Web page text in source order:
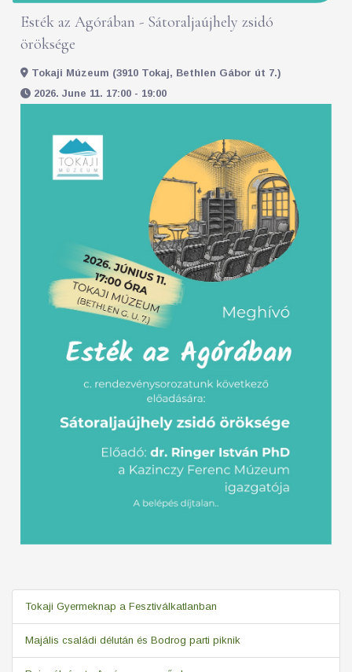
Esték az Agórában - Sátoraljaújhely zsidó
öröksége
Tokaji Múzeum (3910 Tokaj, Bethlen Gábor út 7.)
2026. June 11. 17:00 - 19:00
Tokaji Gyermeknap a Fesztiválkatlanban
Majális családi délután és Bodrog parti piknik